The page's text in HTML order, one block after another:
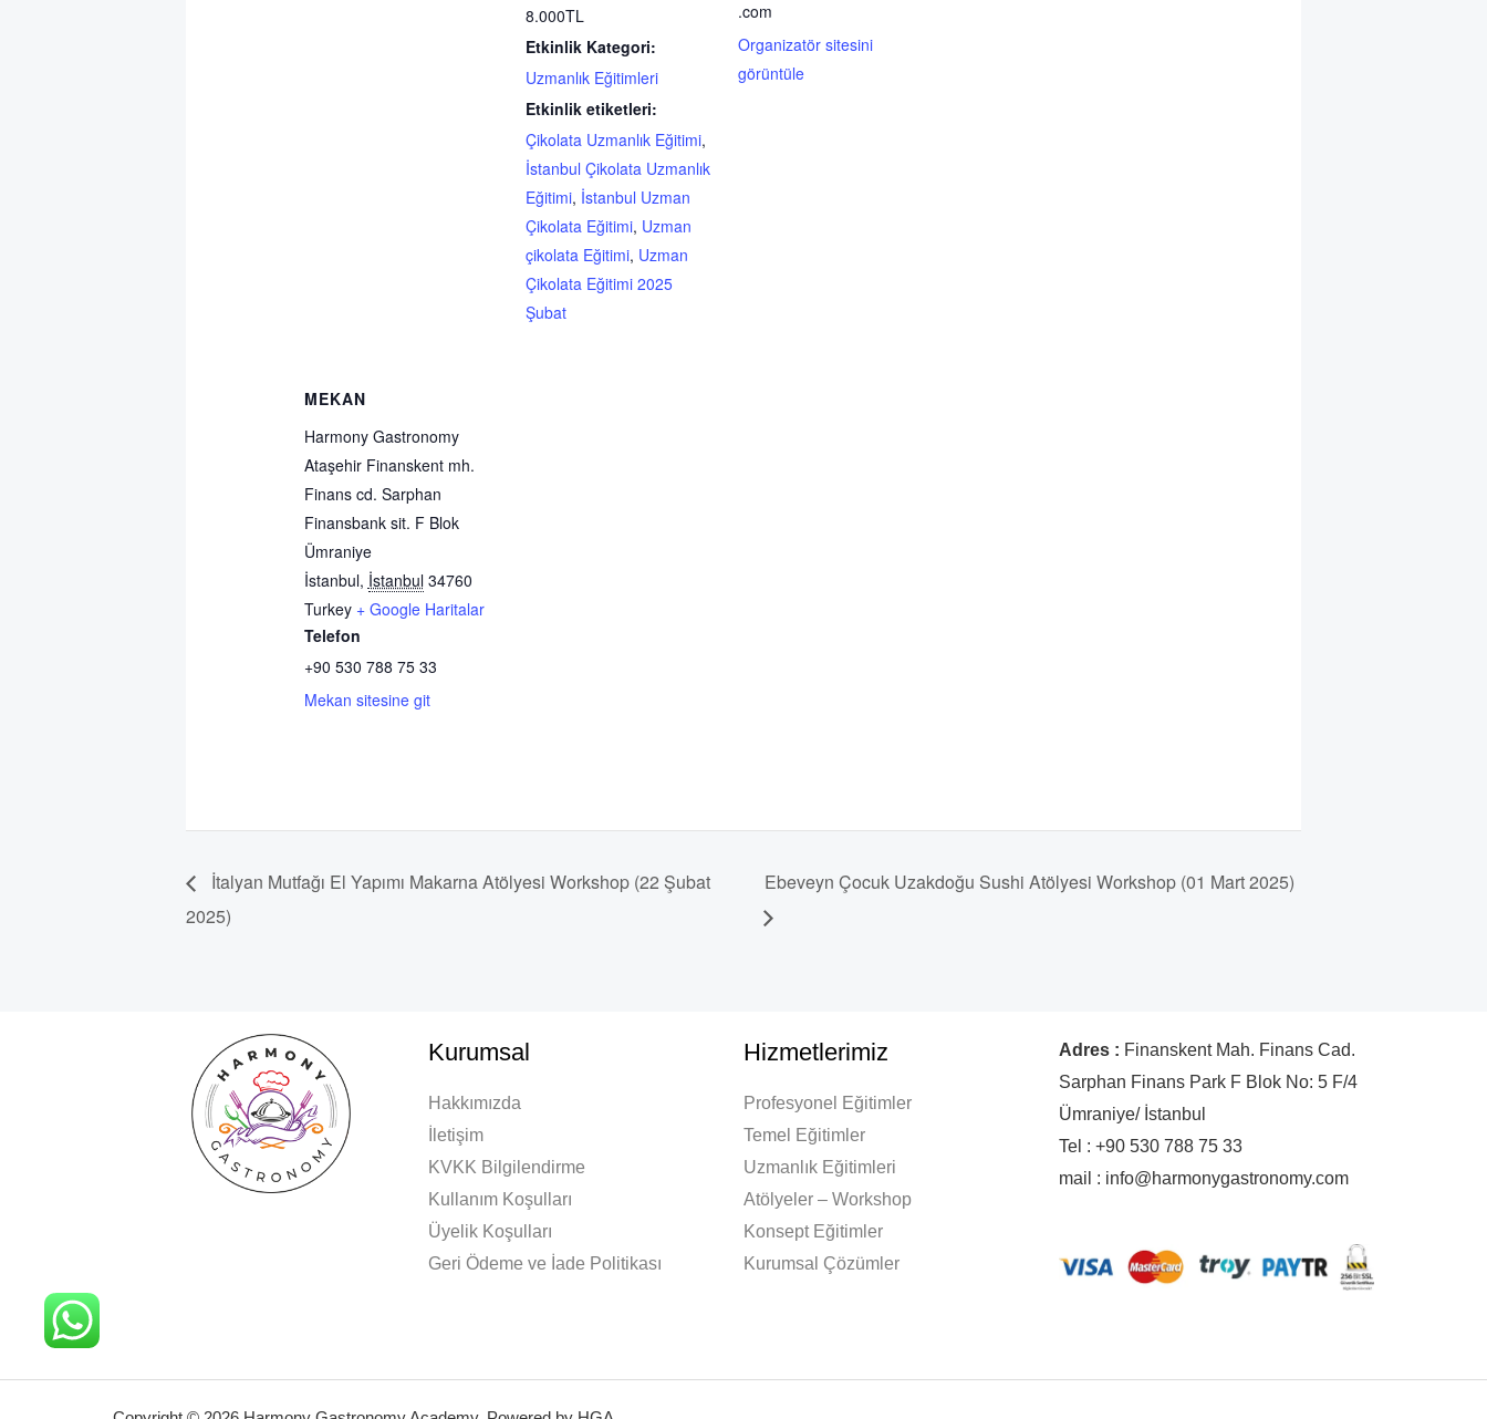
8.000TL
Etkinlik Kategori:
Uzmanlık Eğitimleri
Etkinlik etiketleri:
Çikolata Uzmanlık Eğitimi,
İstanbul Çikolata Uzmanlık
Eğitimi, İstanbul Uzman
Çikolata Eğitimi, Uzman
çikolata Eğitimi, Uzman
Çikolata Eğitimi 2025
Şubat
.com
Organizatör sitesini
görüntüle
MEKAN
Harmony Gastronomy
Ataşehir Finanskent mh.
Finans cd. Sarphan
Finansbank sit. F Blok
Ümraniye
İstanbul, İstanbul 34760
Turkey + Google Haritalar
Telefon
+90 530 788 75 33
Mekan sitesine git
İtalyan Mutfağı El Yapımı Makarna Atölyesi Workshop (22 Şubat
2025)
Ebeveyn Çocuk Uzakdoğu Sushi Atölyesi Workshop (01 Mart 2025)
Kurumsal
Hakkımızda
İletişim
KVKK Bilgilendirme
Kullanım Koşulları
Üyelik Koşulları
Geri Ödeme ve İade Politikası
Hizmetlerimiz
Profesyonel Eğitimler
Temel Eğitimler
Uzmanlık Eğitimleri
Atölyeler – Workshop
Konsept Eğitimler
Kurumsal Çözümler
Adres : Finanskent Mah. Finans Cad.
Sarphan Finans Park F Blok No: 5 F/4
Ümraniye/ İstanbul
Tel : +90 530 788 75 33
mail : info@harmonygastronomy.com